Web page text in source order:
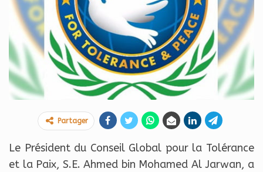
Partager
Le Président du Conseil Global pour la Tolérance
et la Paix, S.E. Ahmed bin Mohamed Al Jarwan, a